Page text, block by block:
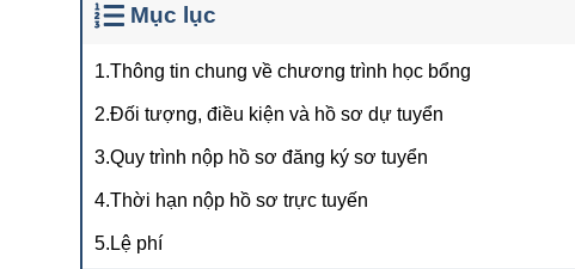
Mục lục
1.Thông tin chung về chương trình học bổng
2.Đối tượng, điều kiện và hồ sơ dự tuyển
3.Quy trình nộp hồ sơ đăng ký sơ tuyển
4.Thời hạn nộp hồ sơ trực tuyến
5.Lệ phí